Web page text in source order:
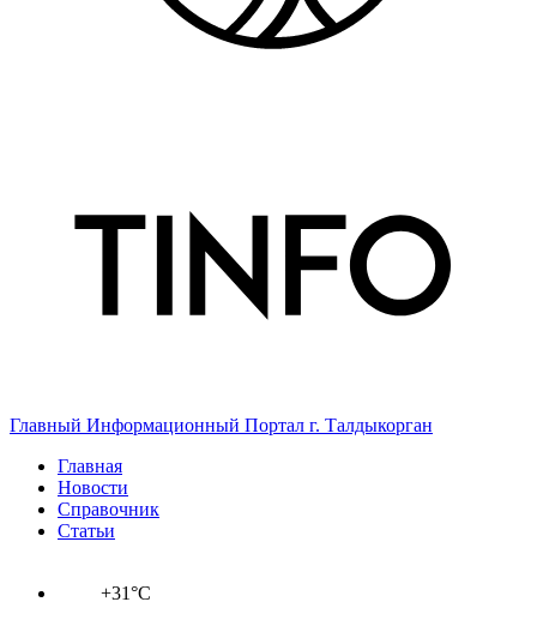
Главный Информационный Портал г. Талдыкорган
Главная
Новости
Справочник
Статьи
+31°C